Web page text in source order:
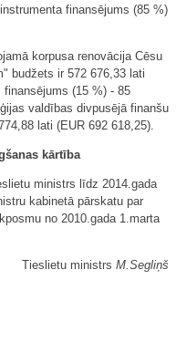
finansējums (85 %)
korpusa renovācija Cēsu
budžets ir 572 676,33 lati
(15 %) - 85
valdības divpusējā finanšu
lati (EUR 692 618,25).
kārtība
ministrs līdz 2014.gada
kabinetā pārskatu par
no 2010.gada 1.marta
Tieslietu ministrs M.Segliņš